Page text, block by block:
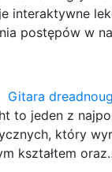
interaktywne
postępów w
Gitara
to jeden z
który
kształtem